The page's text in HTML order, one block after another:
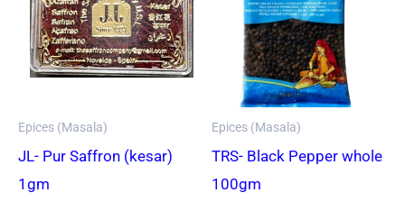
Epices (Masala)
JL- Pur Saffron (kesar)
1gm
Epices (Masala)
TRS- Black Pepper whole
100gm